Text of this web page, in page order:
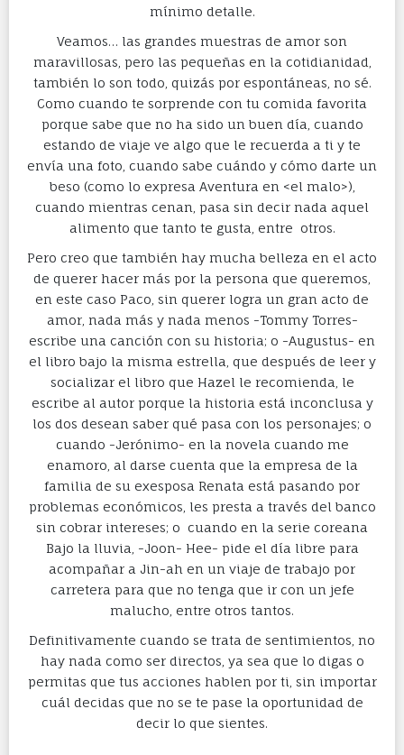
mínimo detalle.
Veamos… las grandes muestras de amor son
maravillosas, pero las pequeñas en la cotidianidad,
también lo son todo, quizás por espontáneas, no sé.
Como cuando te sorprende con tu comida favorita
porque sabe que no ha sido un buen día, cuando
estando de viaje ve algo que le recuerda a ti y te
envía una foto, cuando sabe cuándo y cómo darte un
beso (como lo expresa Aventura en <el malo>),
cuando mientras cenan, pasa sin decir nada aquel
alimento que tanto te gusta, entre otros.
Pero creo que también hay mucha belleza en el acto
de querer hacer más por la persona que queremos,
en este caso Paco, sin querer logra un gran acto de
amor, nada más y nada menos -Tommy Torres-
escribe una canción con su historia; o -Augustus- en
el libro bajo la misma estrella, que después de leer y
socializar el libro que Hazel le recomienda, le
escribe al autor porque la historia está inconclusa y
los dos desean saber qué pasa con los personajes; o
cuando -Jerónimo- en la novela cuando me
enamoro, al darse cuenta que la empresa de la
familia de su exesposa Renata está pasando por
problemas económicos, les presta a través del banco
sin cobrar intereses; o cuando en la serie coreana
Bajo la lluvia, -Joon- Hee- pide el día libre para
acompañar a Jin-ah en un viaje de trabajo por
carretera para que no tenga que ir con un jefe
malucho, entre otros tantos.
Definitivamente cuando se trata de sentimientos, no
hay nada como ser directos, ya sea que lo digas o
permitas que tus acciones hablen por ti, sin importar
cuál decidas que no se te pase la oportunidad de
decir lo que sientes.